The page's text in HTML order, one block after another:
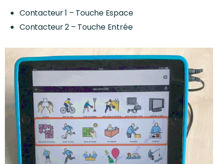
Contacteur 1 – Touche Espace
Contacteur 2 – Touche Entrée